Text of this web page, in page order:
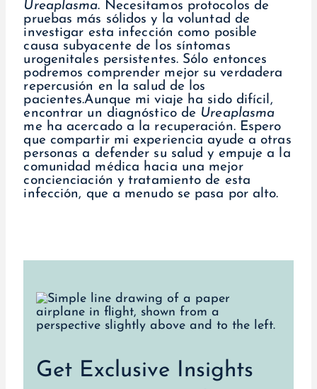
Ureaplasma. Necesitamos protocolos de
pruebas más sólidos y la voluntad de
investigar esta infección como posible
causa subyacente de los síntomas
urogenitales persistentes. Sólo entonces
podremos comprender mejor su verdadera
repercusión en la salud de los
pacientes.Aunque mi viaje ha sido difícil,
encontrar un diagnóstico de Ureaplasma
me ha acercado a la recuperación. Espero
que compartir mi experiencia ayude a otras
personas a defender su salud y empuje a la
comunidad médica hacia una mejor
concienciación y tratamiento de esta
infección, que a menudo se pasa por alto.
Get Exclusive Insights